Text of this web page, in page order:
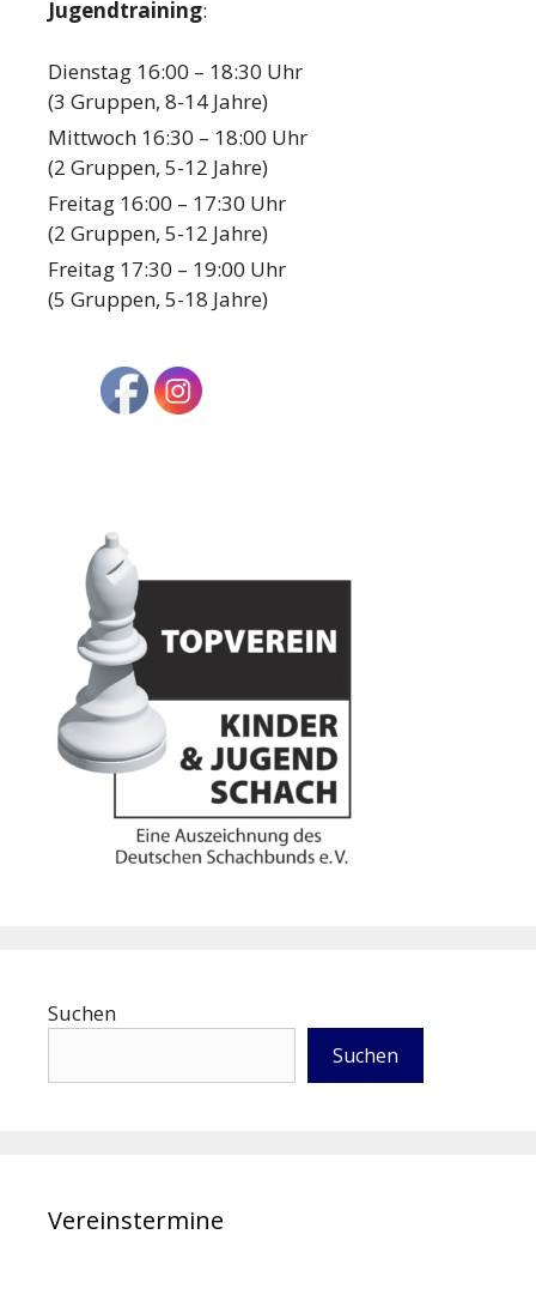
Jugendtraining:
Dienstag 16:00 – 18:30 Uhr
(3 Gruppen, 8-14 Jahre)
Mittwoch 16:30 – 18:00 Uhr
(2 Gruppen, 5-12 Jahre)
Freitag 16:00 – 17:30 Uhr
(2 Gruppen, 5-12 Jahre)
Freitag 17:30 – 19:00 Uhr
(5 Gruppen, 5-18 Jahre)
Suchen
Suchen
Vereinstermine